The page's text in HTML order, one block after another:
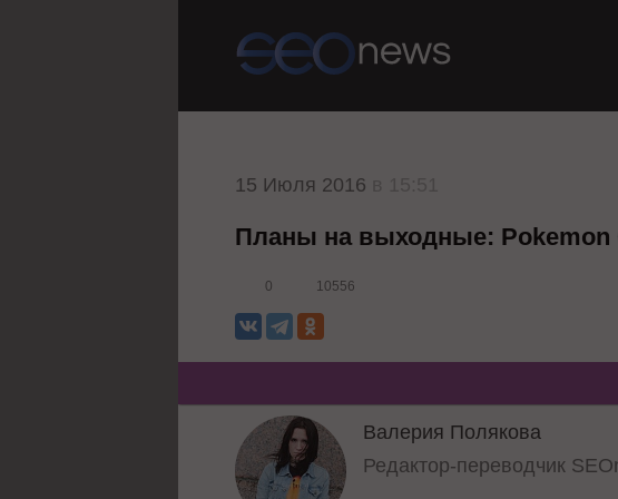
15 Июля 2016
Планы на выходные: Pokemon
0 10556
Валерия Полякова
Редактор-переводчик